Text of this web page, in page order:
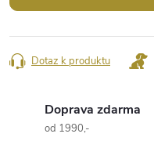
Dotaz k produktu
Doprava zdarma
od 1990,-